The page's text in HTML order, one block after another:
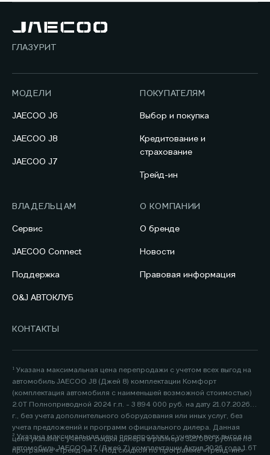
ГЛАЗУРИТ
МОДЕЛИ
JAECOO J6
JAECOO J8
JAECOO J7
ПОКУПАТЕЛЯМ
Выбор и покупка
Кредитование и
страхование
Трейд-ин
ВЛАДЕЛЬЦАМ
Сервис
JAECOO Connect
Поддержка
O&J АВТОКЛУБ
О КОМПАНИИ
О бренде
Новости
Правовая информация
КОНТАКТЫ
¹ Указана максимальная цена перепродажи с учетом всех выгод на
автомобиль JAECOO J8 (Джей 8) комплектации Комфорт
(комплектация автомобиля с наименьшей возможной стоимостью)
2.0Т Полноприводной 2024 г.п. - 3 894 000 руб. на дату 21.07.2026
г., без учета дополнительного оборудования или иных услуг, без
учета предложений и программ официального дилера. Данная
цена указана с учетом скидки дилера в размере 325 000 рублей по
программе «Трейд-ин ». Под скидкой по программе «Трейд-ин»
² Указана максимальная цена перепродажи с учетом всех выгод на
автомобиль JAECOO J7 (Джей 7) комплектации Актив 2026 года 1.6Т